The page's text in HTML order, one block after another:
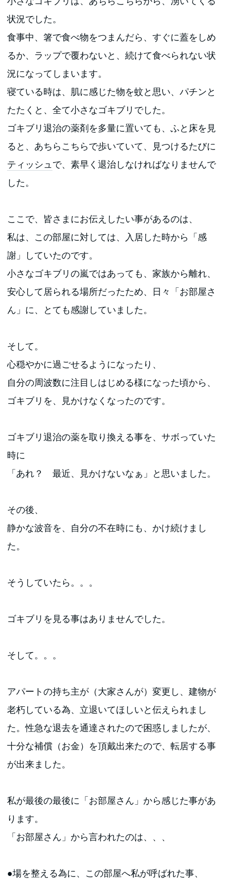
状況でした。
食事中、箸で食べ物をつまんだら、すぐに蓋をしめ
るか、ラップで覆わないと、続けて食べられない状
況になってしまいます。
寝ている時は、肌に感じた物を蚊と思い、パチンと
たたくと、全て小さなゴキブリでした。
ゴキブリ退治の薬剤を多量に置いても、ふと床を見
ると、あちらこちらで歩いていて、見つけるたびに
ティッシュ で、素早く退治しなければなりませんで
した。
ここで、皆さまにお伝えしたい事があるのは、
私は、この部屋に対しては、入居した時から「感
謝」していたのです。
小さなゴキブリの嵐ではあっても、家族から離れ、
安心して居られる場所だったため、日々「お部屋さ
ん」に、とても感謝していました。
そして。
心穏やかに過ごせるようになったり、
自分の周波数に注目しはじめる様になった頃から、
ゴキブリを、見かけなくなったのです。
ゴキブリ退治の薬を取り換える事を、サボっていた
時に
「あれ？ 最近、見かけないなぁ」と思いました。
その後、
静かな波音を、自分の不在時にも、かけ続けまし
た。
そうしていたら。。。
ゴキブリを見る事はありませんでした。
そして。。。
アパートの持ち主が（大家さんが）変更し、建物が
老朽している為、立退いてほしいと伝えられまし
た。性急な退去を通達されたので困惑しましたが、
十分な補償（お金）を頂戴出来たので、転居する事
が出来ました。
私が最後の最後に「お部屋さん」から感じた事があ
ります。
「お部屋さん」から言われたのは、、、
●場を整える為に、この部屋へ私が呼ばれた事、